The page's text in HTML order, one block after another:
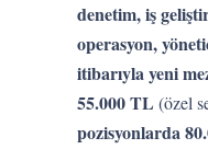
denetim, iş
operasyon,
itibarıyla yeni
55.000 TL (özel
pozisyonlarda